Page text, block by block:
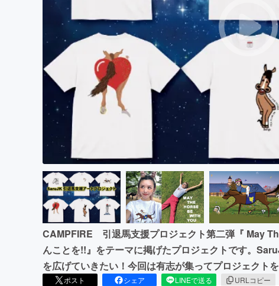
CAMPFIRE 引退馬支援プロジェクト第二弾『 May
んことを!!』をテーマに掲げたプロジェクトです。
を広げていきたい！今回は有志が集ってプロジェクト
ポスト シェア LINEで送る URLコピー